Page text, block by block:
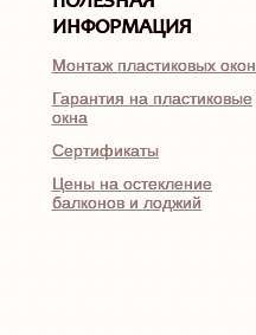
ИНФОРМАЦИЯ
Монтаж пластиковых окон
Гарантия на пластиковые
окна
Сертификаты
Цены на остекление
балконов и лоджий